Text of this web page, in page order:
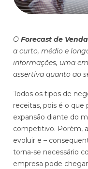
Módulo de
de caixa.
Complexidade de
orçamentária
Distribuição e
Varejo
O Forecast de
a curto, médio e
informações, uma
assertiva quanto ao
Todos os tipos de
receitas, pois é o que
expansão diante do
competitivo. Porém,
evoluir e –
torna-se necessário
empresa pode